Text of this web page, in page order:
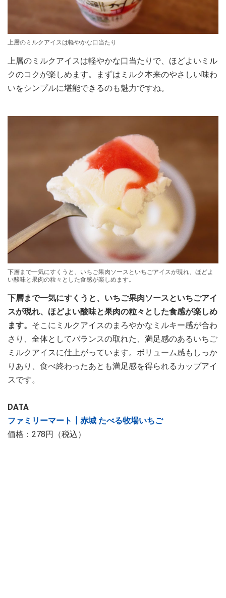
上層のミルクアイスは軽やかな口当たり
上層のミルクアイスは軽やかな口当たりで、ほどよいミル
クのコクが楽しめます。まずはミルク本来のやさしい味わ
いをシンプルに堪能できるのも魅力ですね。
下層まで一気にすくうと、いちご果肉ソースといちごアイスが現れ、ほどよ
い酸味と果肉の粒々とした食感が楽しめます。
下層まで一気にすくうと、いちご果肉ソースといちごアイ
スが現れ、ほどよい酸味と果肉の粒々とした食感が楽しめ
ます。 そこにミルクアイスのまろやかなミルキー感が合わ
さり、全体としてバランスの取れた、満足感のあるいちご
ミルクアイスに仕上がっています。ボリューム感もしっか
りあり、食べ終わったあとも満足感を得られるカップアイ
スです。
DATA
ファミリーマート┃赤城 たべる牧場いちご
価格：278円（税込）